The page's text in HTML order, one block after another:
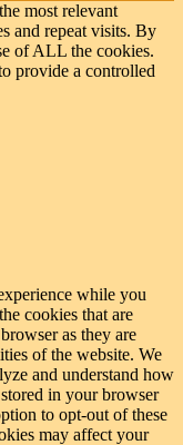
most relevant
and repeat visits. By
of ALL the cookies.
provide a controlled
while you
cookies that are
as they are
of the website. We
and understand how
in your browser
to opt-out of these
may affect your